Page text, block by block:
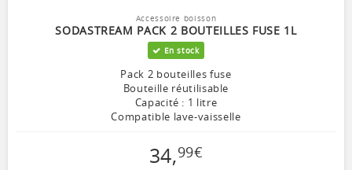
Accessoire boisson
SODASTREAM PACK 2 BOUTEILLES FUSE 1L
En stock
Pack 2 bouteilles fuse
Bouteille réutilisable
Capacité : 1 litre
Compatible lave-vaisselle
34,99€